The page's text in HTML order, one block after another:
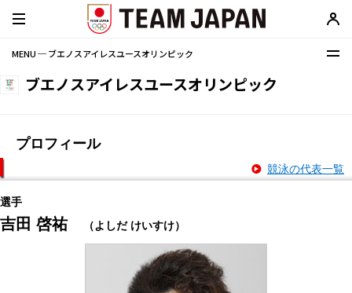
MENU ─ ブエノスアイレスユースオリンピック
ブエノスアイレスユースオリンピック
プロフィール
競泳の代表一覧
選手
吉田 啓祐 （よしだ けいすけ）